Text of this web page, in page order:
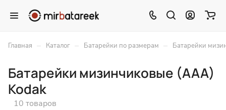
Главная – Каталог – Батарейки по размерам – Батарейки
Батарейки мизинчиковые (ААА)
Kodak
10 товаров